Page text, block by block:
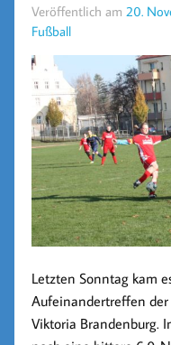
Veröffentlich am 20.
Fußball
Letzten Sonntag kam
Aufeinandertreffen der
Viktoria Brandenburg.